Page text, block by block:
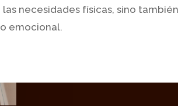
necesidades físicas, sino
emocional.